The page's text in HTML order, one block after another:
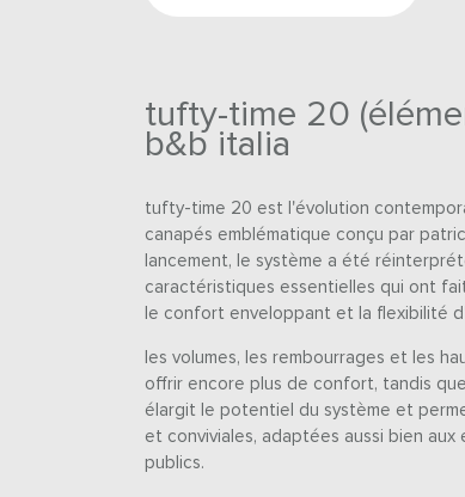
tufty-time 20
b&b italia
tufty-time 20 est l'évolution
canapés emblématique conçu par
lancement, le système a été
caractéristiques essentielles qui ont
le confort enveloppant et la flexibilité
les volumes, les rembourrages et les
offrir encore plus de confort, tandis
élargit le potentiel du système et
et conviviales, adaptées aussi bien
publics.